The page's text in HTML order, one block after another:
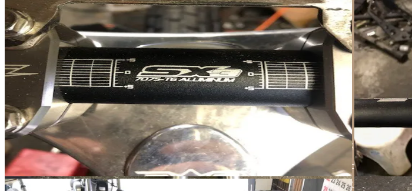
XLX 35mmForkに Sleepwalker
より
XLX 35mmForkにueno
ソフテイル マフラー＆ハンドル制作にSleepwalkerより
ソフテイル マフラー＆ハンドル制作にＩ．Ｗより
ソフテイル マフラー＆ハンドル制作に匿名より
タグ
BOATTAIL CABcustomshowDYNA electric EVOLUTION FLATTRACK JOINTS
SOFTAILSPORTSTER SR twincamWL キックキット シフトレバー シート タ
ン マフラーリジッド 江の島 納車 車検 ４速 ＴＭＲ